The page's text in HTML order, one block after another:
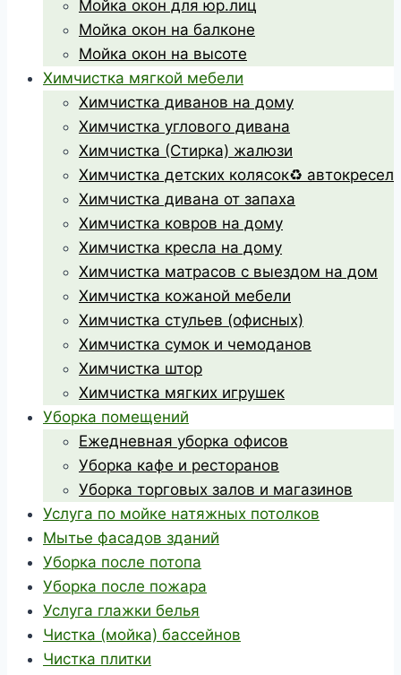
Мойка окон для юр.лиц
Мойка окон на балконе
Мойка окон на высоте
Химчистка мягкой мебели
Химчистка диванов на дому
Химчистка углового дивана
Химчистка (Стирка) жалюзи
Химчистка детских колясок♻️ автокресел
Химчистка дивана от запаха
Химчистка ковров на дому
Химчистка кресла на дому
Химчистка матрасов с выездом на дом
Химчистка кожаной мебели
Химчистка стульев (офисных)
Химчистка сумок и чемоданов
Химчистка штор
Химчистка мягких игрушек
Уборка помещений
Ежедневная уборка офисов
Уборка кафе и ресторанов
Уборка торговых залов и магазинов
Услуга по мойке натяжных потолков
Мытье фасадов зданий
Уборка после потопа
Уборка после пожара
Услуга глажки белья
Чистка (мойка) бассейнов
Чистка плитки